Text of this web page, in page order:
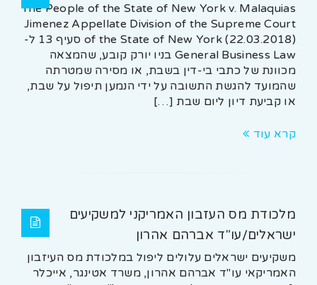
The People of the State of New York v. Malaquias
Jimenez Appellate Division of the Supreme Court
of the State of New York (22.03.2018) סעיף 13 ל-
General Business Law בניו יורק קובע, שהמצאה
מכוונת של כתבי בי-דין בשבת, או מסירה שמטרתה
שהמועד להגשת התשובה על ידי הנמען תיפול על שבת,
או קביעת דיון ליום שבת […]
קרא עוד
מלכודת מס העזבון האמריקני למשקיעים
ישראלים/עו"ד אברהם אהרון
משקיעים ישראלים עלולים ליפול במלכודת מס העיזבון
האמריקאי עו"ד אברהם אהרון, משרד אטינגר, אייכלר